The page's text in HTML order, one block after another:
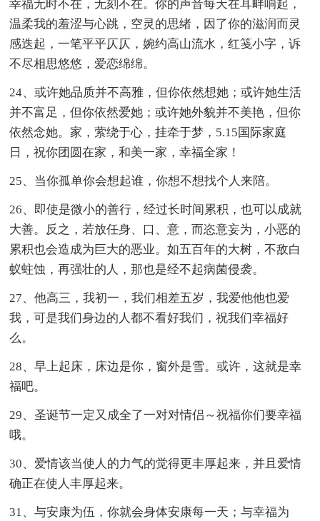
幸福无时不在，无刻不在。你的声音每天在耳畔响起，
温柔我的羞涩与心跳，空灵的思绪，因了你的滋润而灵
感迭起，一笔平平仄仄，婉约高山流水，红笺小字，诉
不尽相思悠悠，爱恋绵绵。
24、或许她品质并不高雅，但你依然想她；或许她生活
并不富足，但你依然爱她；或许她外貌并不美艳，但你
依然念她。家，萦绕于心，挂牵于梦，5.15国际家庭
日，祝你团圆在家，和美一家，幸福全家！
25、当你孤单你会想起谁，你想不想找个人来陪。
26、即使是微小的善行，经过长时间累积，也可以成就
大善。反之，若放任身、口、意，而恣意妄为，小恶的
累积也会造成为巨大的恶业。如五百年的大树，不敌白
蚁蛀蚀，再强壮的人，那也是经不起病菌侵袭。
27、他高三，我初一，我们相差五岁，我爱他他也爱
我，可是我们身边的人都不看好我们，祝我们幸福好
么。
28、早上起床，床边是你，窗外是雪。或许，这就是幸
福吧。
29、圣诞节一定又成全了一对对情侣～祝福你们要幸福
哦。
30、爱情该当使人的力气的觉得更丰厚起来，并且爱情
确正在使人丰厚起来。
31、与安康为伍，你就会身体安康每一天；与幸福为